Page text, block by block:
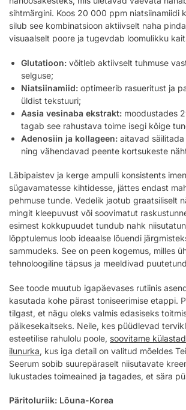
sihtmärgini. Koos 20 000 ppm niatsiinamiidi
silub see kombinatsioon aktiivselt naha
visuaalselt poore ja tugevdab loomulikku
Glutatioon: võitleb aktiivselt tuhmuse
selguse;
Niatsiinamiid: optimeerib rasueritust ja
üldist tekstuuri;
Aasia vesinaba ekstrakt: moodustades
tagab see rahustava toime isegi kõige
Adenosiin ja kollageen: aitavad
ning vähendavad peente kortsukeste
Läbipaistev ja kerge ampulli konsistents
sügavamatesse kihtidesse, jättes endast
pehmuse tunde. Vedelik jaotub graatsiliselt
mingit kleepuvust või soovimatut
esimest kokkupuudet tundub nahk
lõpptulemus loob ideaalse lõuendi
sammudeks. See on peen kogemus, milles
tehnoloogiline täpsus ja meeldivad
See toode muutub igapäevases rutiinis
kasutada kohe pärast toniseerimise etappi.
tilgast, et nägu oleks valmis edasiseks
päikesekaitseks. Neile, kes püüdlevad
esteetilise rahulolu poole, soovitame
ilunurka, kus iga detail on valitud mõeldes
Seerum sobib suurepäraselt niisutavate
lukustades toimeained ja tagades, et sära
Päritoluriik: Lõuna-Korea